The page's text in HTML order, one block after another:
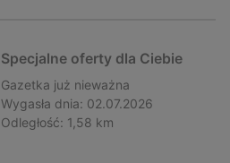
Specjalne oferty dla Ciebie
Gazetka już nieważna
Wygasła dnia: 02.07.2026
Odległość: 1,58 km